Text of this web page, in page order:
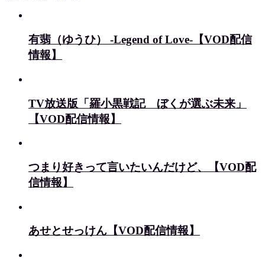
有翡（ゆうひ） -Legend of Love-【VOD配信
情報】
TV放送版「羅小黒戦記 ぼくが選ぶ未来」
【VOD配信情報】
つまり好きって言いたいんだけど、【VOD配
信情報】
あせとせっけん【VOD配信情報】